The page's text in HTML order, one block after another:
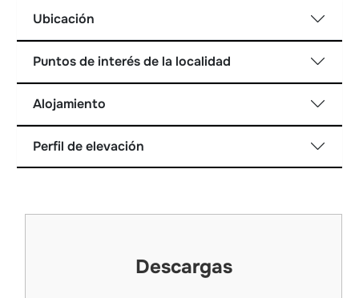
Ubicación
Puntos de interés de la localidad
Alojamiento
Perfil de elevación
Descargas